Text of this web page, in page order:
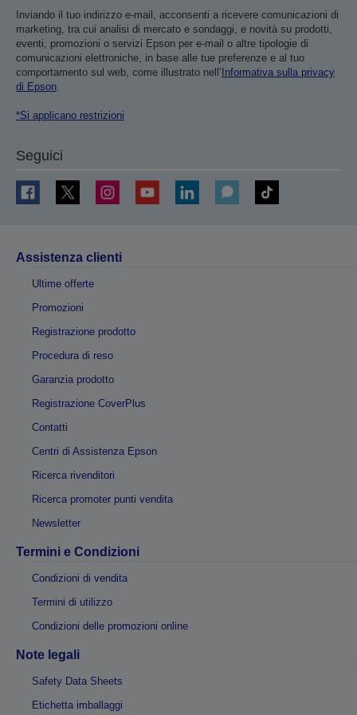
Inviando il tuo indirizzo e-mail, acconsenti a ricevere comunicazioni di
marketing, tra cui analisi di mercato e sondaggi, e novità su prodotti,
eventi, promozioni o servizi Epson per e-mail o altre tipologie di
comunicazioni elettroniche, in base alle tue preferenze e al tuo
comportamento sul web, come illustrato nell’ Informativa sulla privacy
di Epson.
*Si applicano restrizioni
Seguici
Assistenza clienti
Ultime offerte
Promozioni
Registrazione prodotto
Procedura di reso
Garanzia prodotto
Registrazione CoverPlus
Contatti
Centri di Assistenza Epson
Ricerca rivenditori
Ricerca promoter punti vendita
Newsletter
Termini e Condizioni
Condizioni di vendita
Termini di utilizzo
Condizioni delle promozioni online
Note legali
Safety Data Sheets
Etichetta imballaggi